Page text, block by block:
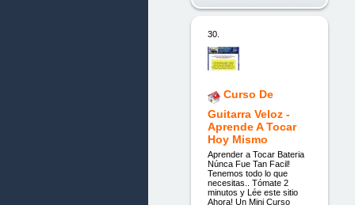
30.
Curso De
Guitarra Veloz -
Aprende A Tocar
Hoy Mismo
Aprender a Tocar Bateria
Núnca Fue Tan Facil!
Tenemos todo lo que
necesitas.. Tómate 2
minutos y Lée este sitio
Ahora! Un Mini Curso